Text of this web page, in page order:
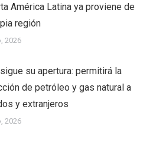
América Latina ya proviene de
región
2026
su apertura: permitirá la
de petróleo y gas natural a
y extranjeros
2026